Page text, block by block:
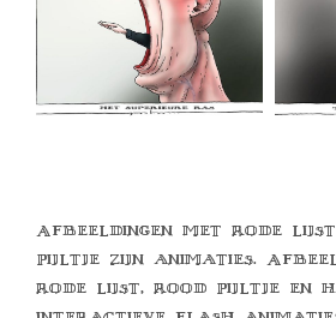
Afbeeldingen met rode
pijltje zijn animaties.
rode lijst, rood pijltje en